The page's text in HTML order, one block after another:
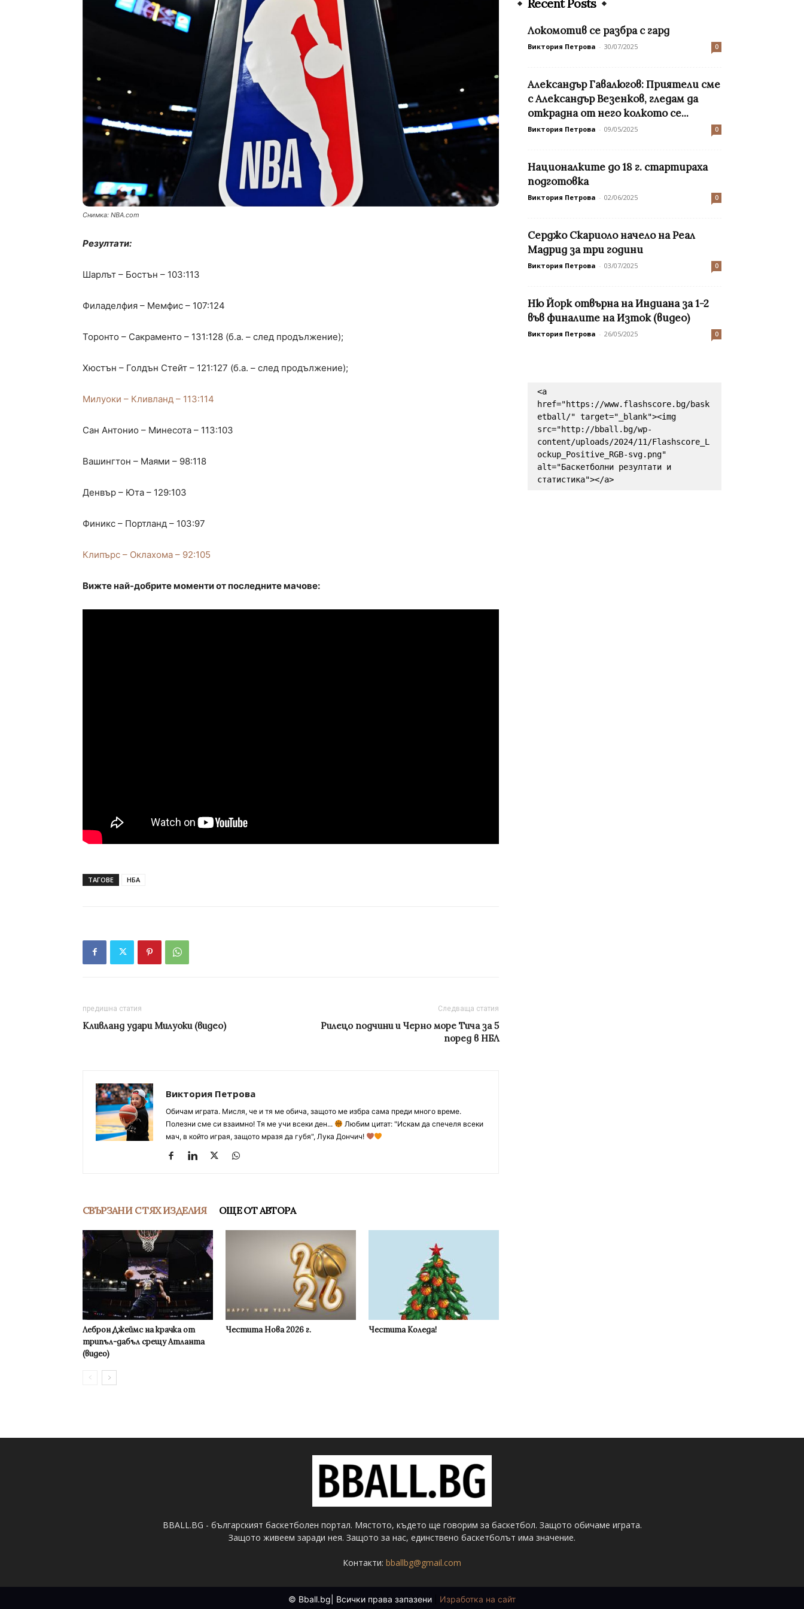
Снимка: NBA.com
Резултати:
Шарлът – Бостън – 103:113
Филаделфия – Мемфис – 107:124
Торонто – Сакраменто – 131:128 (б.а. – след продължение);
Хюстън – Голдън Стейт – 121:127 (б.а. – след продължение);
Милуоки – Кливланд – 113:114
Сан Антонио – Минесота – 113:103
Вашингтон – Маями – 98:118
Денвър – Юта – 129:103
Финикс – Портланд – 103:97
Клипърс – Оклахома – 92:105
Вижте най-добрите моменти от последните мачове:
ТАГОВЕ НБА
предишна статия
Кливланд удари Милуоки (видео)
Следваща статия
Рилецо подчини и Черно море Тича за 5
поред в НБЛ
Виктория Петрова
Обичам играта. Мисля, че и тя ме обича, защото ме избра сама преди много време.
Полезни сме си взаимно! Тя ме учи всеки ден...
Любим цитат: "Искам да спечеля всеки
мач, в който играя, защото мразя да губя", Лука Дончич!
СВЪРЗАНИ С ТЯХ ИЗДЕЛИЯ ОЩЕ ОТ АВТОРА
Леброн Джеймс на крачка от
трипъл-дабъл срещу Атланта
(видео)
Честита Нова 2026 г. Честита Коледа!
Recent Posts
Локомотив се разбра с гард
Виктория Петрова - 30/07/2025 0
Александър Гавалюгов: Приятели сме
с Александър Везенков, гледам да
открадна от него колкото се...
Виктория Петрова - 09/05/2025 0
Националките до 18 г. стартираха
подготовка
Виктория Петрова - 02/06/2025 0
Серджо Скариоло начело на Реал
Мадрид за три години
Виктория Петрова - 03/07/2025 0
Ню Йорк отвърна на Индиана за 1-2
във финалите на Изток (видео)
Виктория Петрова - 26/05/2025 0
<a
href="https://www.flashscore.bg/bask
etball/" target="_blank"><img
src="http://bball.bg/wp-
content/uploads/2024/11/Flashscore_L
ockup_Positive_RGB-svg.png"
alt="Баскетболни резултати и
статистика"></a>
BBALL.BG - българският баскетболен портал. Мястото, където ще говорим за баскетбол. Защото обичаме играта.
Защото живеем заради нея. Защото за нас, единствено баскетболът има значение.
Контакти: bballbg@gmail.com
© Bball.bg| Всички права запазени Изработка на сайт